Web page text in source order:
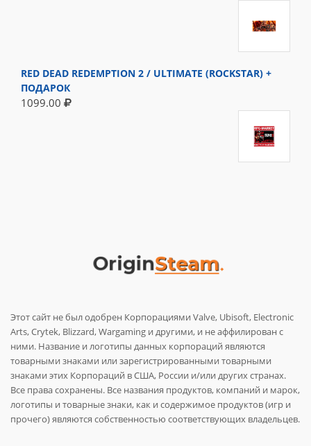
RED DEAD REDEMPTION 2 / ULTIMATE (ROCKSTAR) +
ПОДАРОК
1099.00
Этот сайт не был одобрен Корпорациями Valve, Ubisoft, Electronic
Arts, Crytek, Blizzard, Wargaming и другими, и не аффилирован с
ними. Название и логотипы данных корпораций являются
товарными знаками или зарегистрированными товарными
знаками этих Корпораций в США, России и/или других странах.
Все права сохранены. Все названия продуктов, компаний и марок,
логотипы и товарные знаки, как и содержимое продуктов (игр и
прочего) являются собственностью соответствующих владельцев.